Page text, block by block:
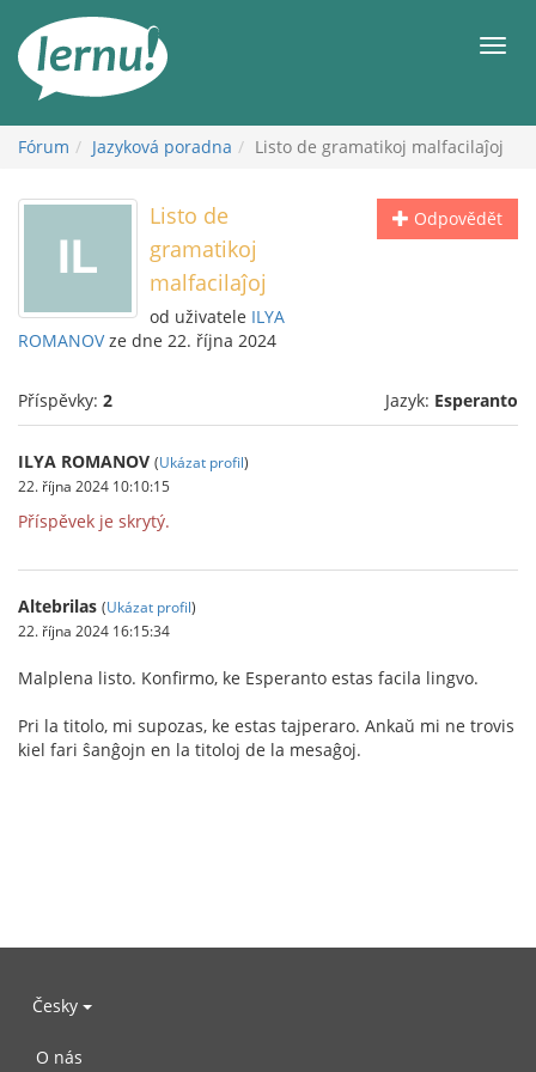
obsahu
Fórum Jazyková poradna Listo de gramatikoj malfacilaĵoj
Odpovědět
Listo de
gramatikoj
malfacilaĵoj
od uživatele ILYA
ROMANOVze dne 22. října 2024
Příspěvky: 2 Jazyk: Esperanto
ILYA ROMANOV (Ukázat profil)
22. října 2024 10:10:15
Příspěvek je skrytý.
Altebrilas (Ukázat profil)
22. října 2024 16:15:34
Malplena listo. Konfirmo, ke Esperanto estas facila lingvo.
Pri la titolo, mi supozas, ke estas tajperaro. Ankaŭ mi ne trovis
kiel fari ŝanĝojn en la titoloj de la mesaĝoj.
Česky
O nás